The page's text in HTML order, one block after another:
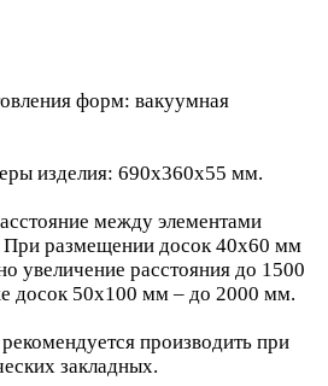
форм: вакуумная
изделия: 690х360х55 мм.
между элементами
размещении досок 40х60 мм
увеличение расстояния до 1500
досок 50х100 мм – до 2000 мм.
производить при
закладных.